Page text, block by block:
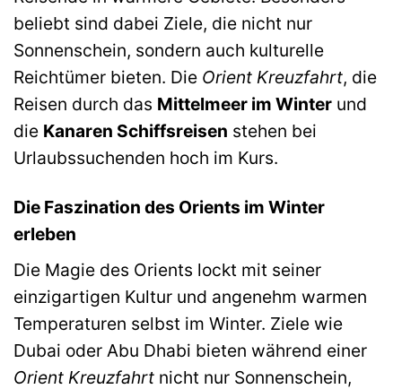
beliebt sind dabei Ziele, die nicht nur
Sonnenschein, sondern auch kulturelle
Reichtümer bieten. Die Orient Kreuzfahrt, die
Reisen durch das Mittelmeer im Winter und
die Kanaren Schiffsreisen stehen bei
Urlaubssuchenden hoch im Kurs.
Die Faszination des Orients im Winter
erleben
Die Magie des Orients lockt mit seiner
einzigartigen Kultur und angenehm warmen
Temperaturen selbst im Winter. Ziele wie
Dubai oder Abu Dhabi bieten während einer
Orient Kreuzfahrt nicht nur Sonnenschein,